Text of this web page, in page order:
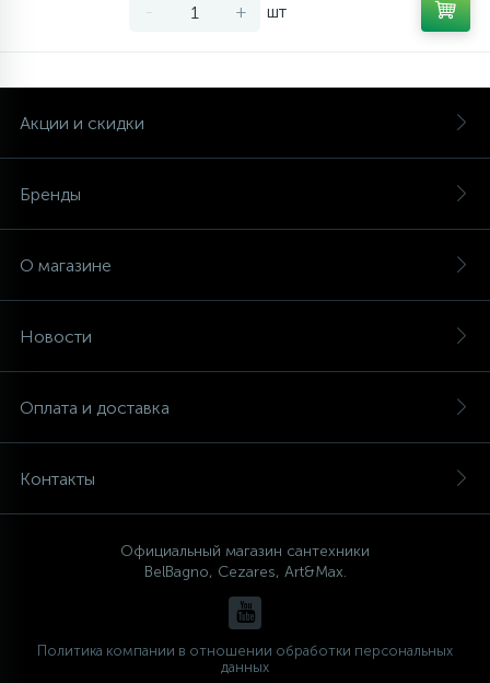
- + шт
Акции и скидки
Бренды
О магазине
Новости
Оплата и доставка
Контакты
Официальный магазин сантехники
BelBagno, Cezares, Art&Max.
Политика компании в отношении обработки персональных
данных